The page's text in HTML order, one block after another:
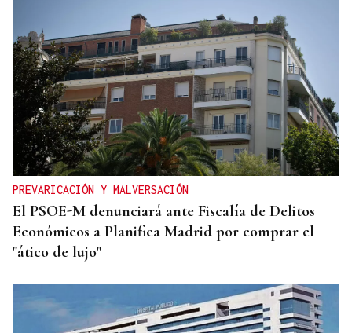
PREVARICACIÓN Y MALVERSACIÓN
El PSOE-M denunciará ante Fiscalía de Delitos
Económicos a Planifica Madrid por comprar el
"ático de lujo"